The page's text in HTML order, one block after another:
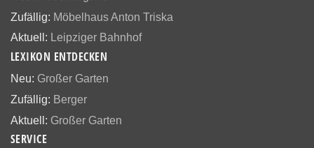
Zufällig: Möbelhaus Anton Triska
Aktuell: Leipziger Bahnhof
LEXIKON ENTDECKEN
Neu: Großer Garten
Zufällig: Berger
Aktuell: Großer Garten
SERVICE